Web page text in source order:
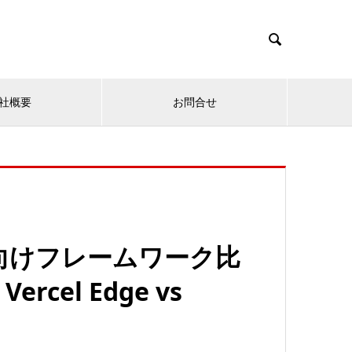

概要 お問合せ
フレームワーク比
Edge vs